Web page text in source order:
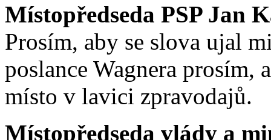
Místopředseda PSP Jan
Prosím, aby se slova ujal
poslance Wagnera prosím,
místo v lavici zpravodajů.
Místopředseda vlády a